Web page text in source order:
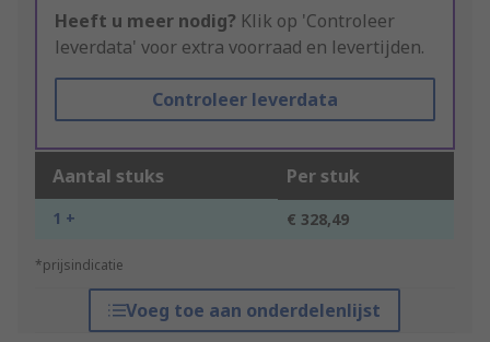
Heeft u meer nodig? Klik op 'Controleer
leverdata' voor extra voorraad en levertijden.
Controleer leverdata
Aantal stuks Per stuk
1 + € 328,49
*prijsindicatie
Voeg toe aan onderdelenlijst